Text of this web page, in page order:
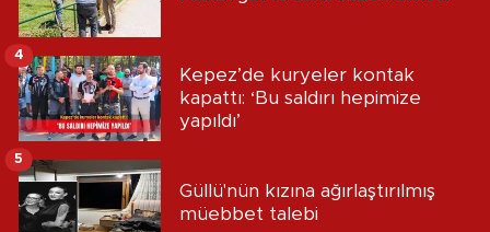
Kepez’de kuryeler kontak
kapattı: ‘Bu saldırı hepimize
yapıldı’
4
Güllü'nün kızına ağırlaştırılmış
müebbet talebi
5